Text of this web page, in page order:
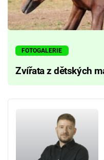
FOTOGALERIE
Zvířata z dětských